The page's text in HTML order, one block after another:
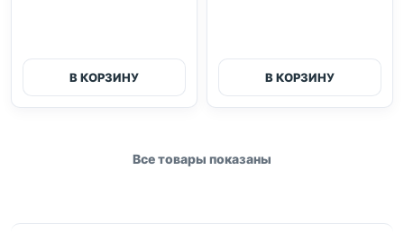
В КОРЗИНУ В КОРЗИНУ
Все товары показаны